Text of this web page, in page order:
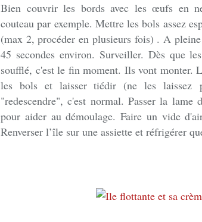
Bien couvrir les bords avec les œufs en
couteau par exemple. Mettre les bols assez
(max 2, procéder en plusieurs fois) . A
45 secondes environ. Surveiller. Dès que
soufflé, c'est le fin moment. Ils vont monter.
les bols et laisser tiédir (ne les laissez
"redescendre", c'est normal. Passer la lame
pour aider au démoulage. Faire un vide
Renverser l’île sur une assiette et réfrigérer